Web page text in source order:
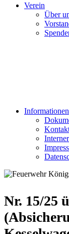
Verein
Über
Informationen
Nr. 15/25